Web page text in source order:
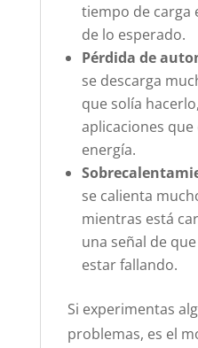
tiempo de carga
de lo esperado.
Pérdida de
se descarga
que solía
aplicaciones
energía.
se calienta
mientras está
una señal de
estar fallando.
Si experimentas
problemas, es el